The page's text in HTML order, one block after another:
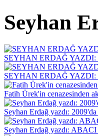
Seyhan
SEYHAN ERDAĞ YAZDI:
SEYHAN ERDAĞ YAZDI:
Fatih Ürek'in cenazesinden
Seyhan Erdağ yazdı:
Seyhan Erdağ yazdı: